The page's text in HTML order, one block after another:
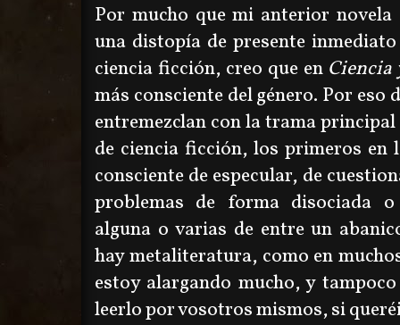
Por mucho que mi anterior novela
una distopía de presente
ciencia ficción, creo que en
más consciente del género. Por eso
entremezclan con la trama
de ciencia ficción, los primeros en
consciente de especular, de
problemas de forma disociada
alguna o varias de entre un
hay metaliteratura, como en
estoy alargando mucho, y
leerlo por vosotros mismos, si